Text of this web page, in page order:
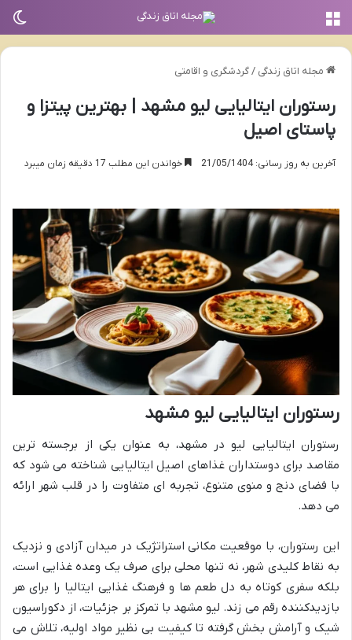
مجله اتاق زندگی /گردشگری و اقامتی
رستوران ایتالیایی لیو مشهد | بهترین پیتزا و
پاستای اصیل
آخرین به روز رسانی: 21/05/1404 خواندن این مطلب 17 دقیقه زمان میبرد
رستوران ایتالیایی لیو مشهد
رستوران ایتالیایی لیو در مشهد، به عنوان یکی از برجسته ترین
مقاصد برای دوستداران غذاهای اصیل ایتالیایی شناخته می شود که
با فضای دنج و منوی متنوع، تجربه ای متفاوت را در قلب شهر ارائه
می دهد.
این رستوران، با موقعیت مکانی استراتژیک در میدان آزادی و نزدیک
به نقاط کلیدی شهر، نه تنها محلی برای صرف یک وعده غذایی است،
بلکه سفری کوتاه به دل طعم ها و فرهنگ غذایی ایتالیا را برای هر
بازدیدکننده رقم می زند. لیو مشهد با تمرکز بر جزئیات، از دکوراسیون
شیک و آرامش بخش گرفته تا کیفیت بی نظیر مواد اولیه، تلاش می